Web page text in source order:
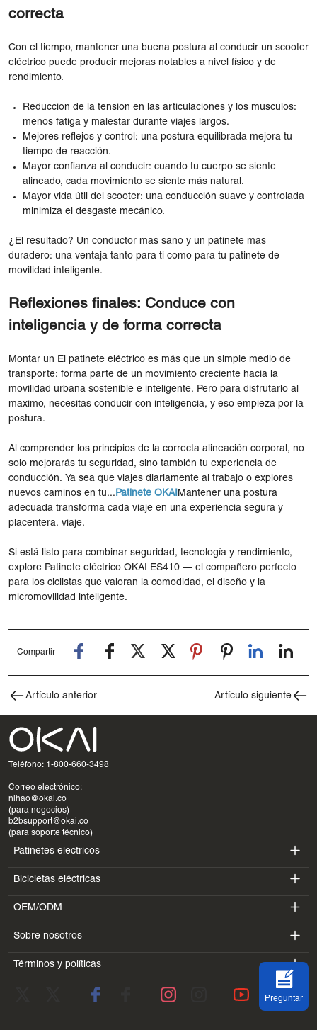
correcta
Con el tiempo, mantener una buena postura al conducir un scooter
eléctrico puede producir mejoras notables a nivel físico y de
rendimiento.
Reducción de la tensión en las articulaciones y los músculos:
menos fatiga y malestar durante viajes largos.
Mejores reflejos y control: una postura equilibrada mejora tu
tiempo de reacción.
Mayor confianza al conducir: cuando tu cuerpo se siente
alineado, cada movimiento se siente más natural.
Mayor vida útil del scooter: una conducción suave y controlada
minimiza el desgaste mecánico.
¿El resultado? Un conductor más sano y un patinete más
duradero: una ventaja tanto para ti como para tu patinete de
movilidad inteligente.
Reflexiones finales: Conduce con
inteligencia y de forma correcta
Montar un El patinete eléctrico es más que un simple medio de
transporte: forma parte de un movimiento creciente hacia la
movilidad urbana sostenible e inteligente. Pero para disfrutarlo al
máximo, necesitas conducir con inteligencia, y eso empieza por la
postura.
Al comprender los principios de la correcta alineación corporal, no
solo mejorarás tu seguridad, sino también tu experiencia de
conducción. Ya sea que viajes diariamente al trabajo o explores
nuevos caminos en tu... Patinete OKAI Mantener una postura
adecuada transforma cada viaje en una experiencia segura y
placentera. viaje.
Si está listo para combinar seguridad, tecnología y rendimiento,
explore Patinete eléctrico OKAI ES410 — el compañero perfecto
para los ciclistas que valoran la comodidad, el diseño y la
micromovilidad inteligente.
Compartir
Artículo anterior Artículo siguiente
Teléfono: 1-800-660-3498
Correo electrónico:
nihao@okai.co
(para negocios)
b2bsupport@okai.co
(para soporte técnico)
Patinetes eléctricos
ES400A
ES410
ES600P
Bicicletas eléctricas
EB100B
EB300
EB100B V3
OEM/ODM
SV3
BV5
Sobre nosotros
Introducción
Términos y políticas
Condiciones de servicio
Preguntar